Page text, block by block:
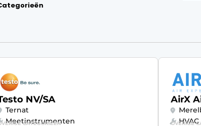
NV/SA
Ternat
Meetinstrumenten
CATEGORIEËN
AirX
HVAC
OVERIGE